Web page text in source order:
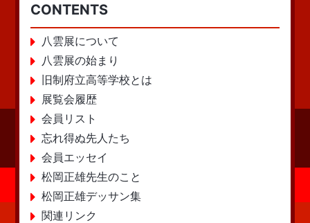
CONTENTS
八雲展について
八雲展の始まり
旧制府立高等学校とは
展覧会履歴
会員リスト
忘れ得ぬ先人たち
会員エッセイ
松岡正雄先生のこと
松岡正雄デッサン集
関連リンク